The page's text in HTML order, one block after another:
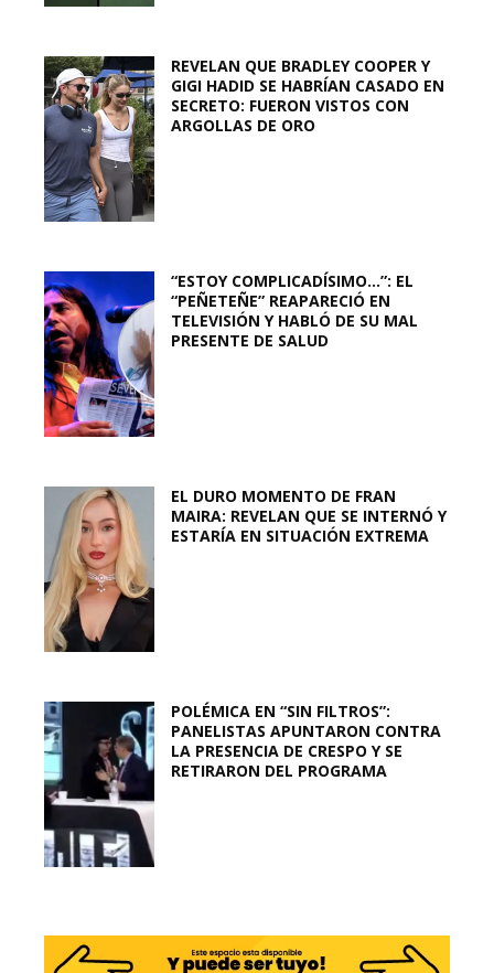
REVELAN QUE BRADLEY COOPER Y
GIGI HADID SE HABRÍAN CASADO EN
SECRETO: FUERON VISTOS CON
ARGOLLAS DE ORO
“ESTOY COMPLICADÍSIMO…”: EL
“PEÑETEÑE” REAPARECIÓ EN
TELEVISIÓN Y HABLÓ DE SU MAL
PRESENTE DE SALUD
EL DURO MOMENTO DE FRAN
MAIRA: REVELAN QUE SE INTERNÓ Y
ESTARÍA EN SITUACIÓN EXTREMA
POLÉMICA EN “SIN FILTROS”:
PANELISTAS APUNTARON CONTRA
LA PRESENCIA DE CRESPO Y SE
RETIRARON DEL PROGRAMA